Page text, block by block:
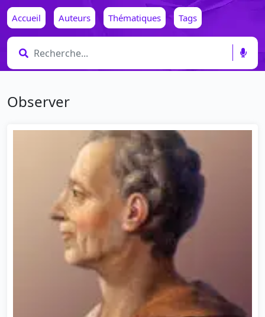
Accueil Auteurs Thématiques Tags
Observer